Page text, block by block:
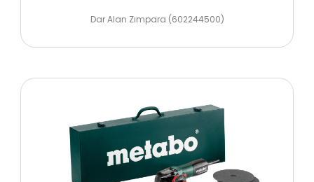
Dar Alan Zımpara (602244500)